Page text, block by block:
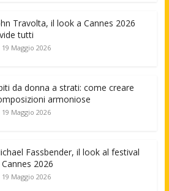
Travolta, il look a Cannes 2026
tutti
19 Maggio 2026
da donna a strati: come creare
armoniose
19 Maggio 2026
Fassbender, il look al festival
2026
19 Maggio 2026